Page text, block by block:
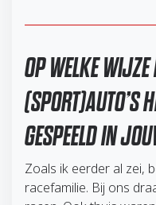
OP WELKE WIJZE
(SPORT)AUTO’S
GESPEELD IN
Zoals ik eerder al zei,
racefamilie. Bij ons